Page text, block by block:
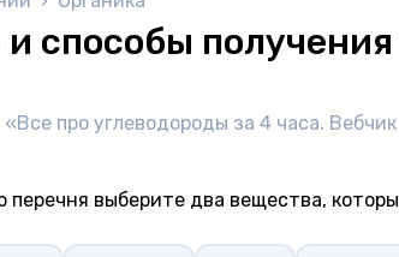
способы
«Все про углеводороды за 4 часа.
перечня выберите два вещества,